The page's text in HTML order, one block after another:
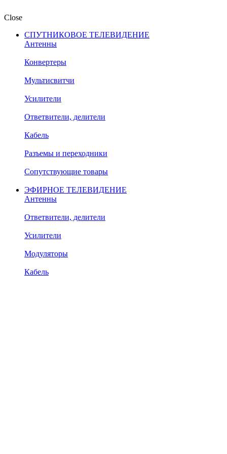
Close
СПУТНИКОВОЕ ТЕЛЕВИДЕНИЕ
Антенны
Конвертеры
Мультисвитчи
Усилители
Ответвители, делители
Кабель
Разъемы и переходники
Сопутствующие товары
ЭФИРНОЕ ТЕЛЕВИДЕНИЕ
Антенны
Ответвители, делители
Усилители
Модуляторы
Кабель